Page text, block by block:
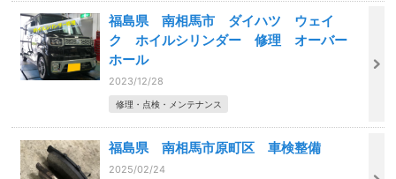
福島県 南相馬市 ダイハツ ウェイ
ク ホイルシリンダー 修理 オーバー
ホール
2023/12/28
修理・点検・メンテナンス
福島県 南相馬市原町区 車検整備
2025/02/24